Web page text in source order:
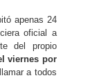
apenas 24
oficial a
del propio
viernes por
a todos